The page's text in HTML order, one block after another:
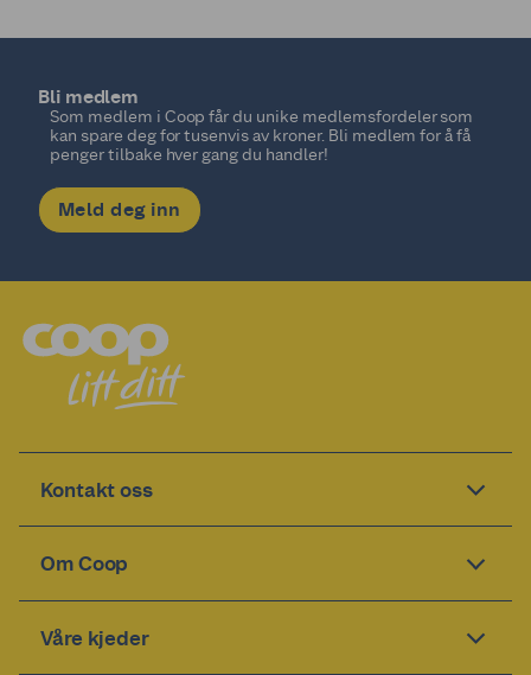
Bli medlem
Som medlem i Coop får du unike medlemsfordeler som
kan spare deg for tusenvis av kroner. Bli medlem for å få
penger tilbake hver gang du handler!
Meld deg inn
Kontakt oss
Om Coop
Våre kjeder